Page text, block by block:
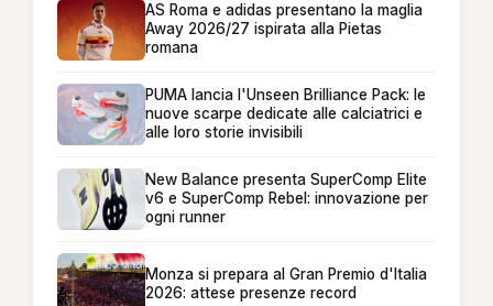
AS Roma e adidas presentano la maglia
Away 2026/27 ispirata alla Pietas
romana
PUMA lancia l'Unseen Brilliance Pack: le
nuove scarpe dedicate alle calciatrici e
alle loro storie invisibili
New Balance presenta SuperComp Elite
v6 e SuperComp Rebel: innovazione per
ogni runner
Monza si prepara al Gran Premio d'Italia
2026: attese presenze record